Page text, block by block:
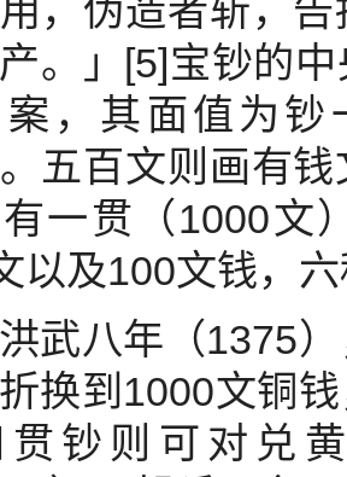
，伪造者斩，
。」[5]宝钞的
，其面值为
五百文则画有
一贯（1000文
以及100文钱，
八年（1375）
换到1000文铜
贯钞则可对兑